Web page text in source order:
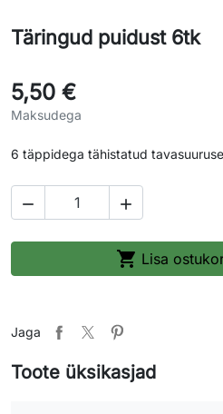
Täringud puidust 6tk
5,50 €
Maksudega
6 täppidega tähistatud
 
 Lisa
Jaga
Toote üksikasjad